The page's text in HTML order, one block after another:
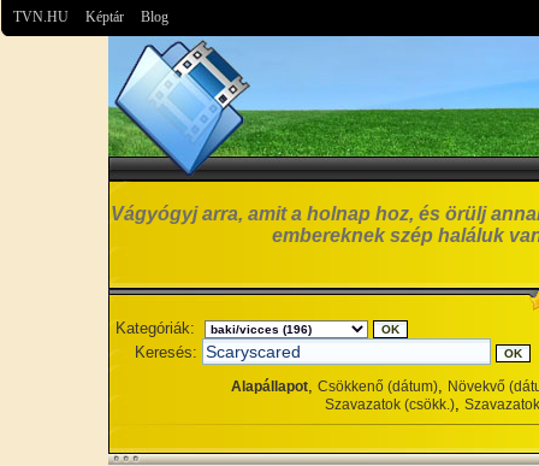
TVN.HU Képtár Blog
Vágyógyj arra, amit a holnap hoz, és örülj
embereknek szép haláluk
Kategóriák:
Keresés:
Alapállapot, Csökkenő (dátum), Növekvő
Szavazatok (csökk.),